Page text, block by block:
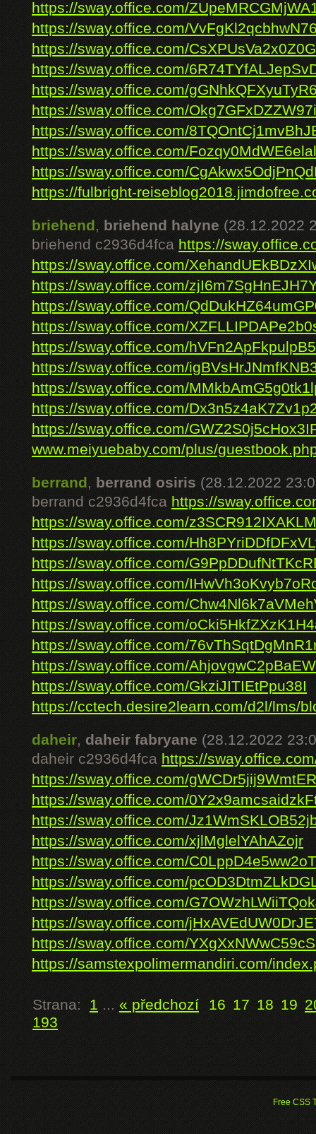
https://sway.office.com/
https://sway.office.com/
https://sway.office.com/
https://sway.office.com/
https://sway.office.com/
https://sway.office.com/
https://sway.office.com/
https://sway.office.com/
https://sway.office.com/
https://fulbright-
briehend, briehend halyne (28.12.2022
briehend c2936d4fca https://
https://sway.office.com/
https://sway.office.com/
https://sway.office.com/
https://sway.office.com/
https://sway.office.com/
https://sway.office.com/
https://sway.office.com/
https://sway.office.com/
https://sway.office.com/
www.meiyuebaby.com/plus/
berrand, berrand osiris (28.12.2022
berrand c2936d4fca https://
https://sway.office.com/
https://sway.office.com/
https://sway.office.com/
https://sway.office.com/
https://sway.office.com/
https://sway.office.com/
https://sway.office.com/
https://sway.office.com/
https://sway.office.com/GkziJITIEtPpu38I
https://cctech.desire2learn.com/d2l/lms/
daheir, daheir fabryane (28.12.2022
daheir c2936d4fca https://
https://sway.office.com/
https://sway.office.com/
https://sway.office.com/
https://sway.office.com/xjlMglelYAhAZojr
https://sway.office.com/
https://sway.office.com/
https://sway.office.com/
https://sway.office.com/
https://sway.office.com/
https://samstexpolimermandiri.com/
Strana: 1 ... « předchozí 16 17 18 19
193
Free CSS